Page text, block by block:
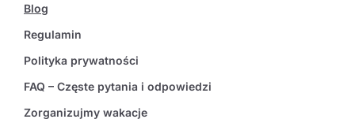
Blog
Regulamin
Polityka prywatności
FAQ – Częste pytania i odpowiedzi
Zorganizujmy wakacje